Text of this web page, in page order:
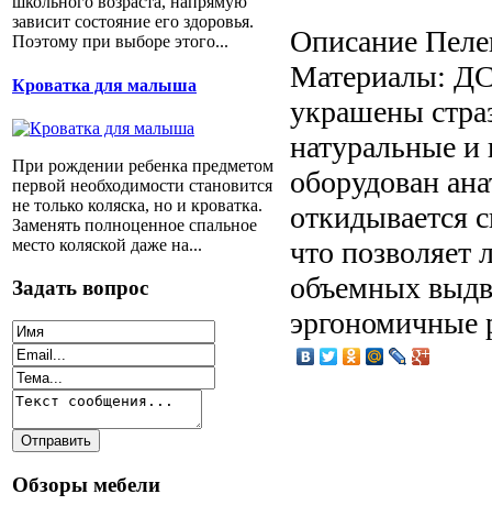
зависит состояние его здоровья.
Поэтому при выборе этого...
Кроватка для малыша
При рождении ребенка предметом
первой необходимости становится
не только коляска, но и кроватка.
Заменять полноценное спальное
место коляской даже на...
Задать вопрос
Обзоры мебели
Описание
Материалы:
украшены
натуральные и
оборудован
откидывается
что позволяет
объемных
эргономичные